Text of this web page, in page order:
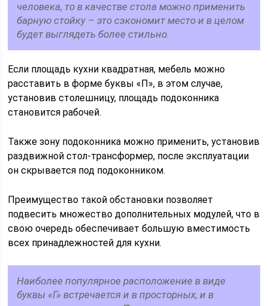
человека, то в качестве стола можно применить
барную стойку – это сэкономит место и в целом
будет выглядеть более стильно.
Если площадь кухни квадратная, мебель можно
расставить в форме буквы «П», в этом случае,
установив столешницу, площадь подоконника
становится рабочей.
Также зону подоконника можно применить, установив
раздвижной стол-трансформер, после эксплуатации
он скрывается под подоконником.
Преимущество такой обстановки позволяет
подвесить множество дополнительных модулей, что в
свою очередь обеспечивает большую вместимость
всех принадлежностей для кухни.
Наиболее популярное расположение в виде
буквы «Г» встречается и в просторных, и в